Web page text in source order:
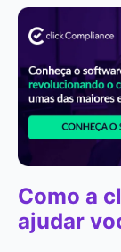
Como a
ajudar